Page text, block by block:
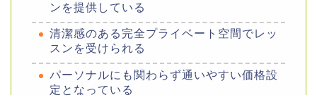
ンを提供している
清潔感のある完全プライベート空間でレッ
スンを受けられる
パーソナルにも関わらず通いやすい価格設
定となっている